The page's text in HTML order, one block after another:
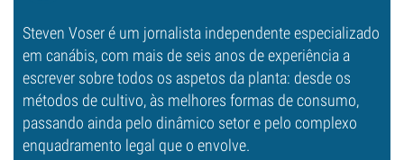
Steven Voser é um jornalista independente especializado
em canábis, com mais de seis anos de experiência a
escrever sobre todos os aspetos da planta: desde os
métodos de cultivo, às melhores formas de consumo,
passando ainda pelo dinâmico setor e pelo complexo
enquadramento legal que o envolve.